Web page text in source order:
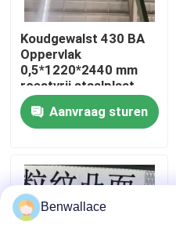
Kwaliteitscontrole
Neem contact met ons op
Nieuws
Gevallen
Vraag een offerte
Koudgewalst 430 BA
Oppervlak
0,5*1220*2440 mm
roestvrij staalplaat
met 6K
spiegeloppervlak
Aanvraag sturen
Benwallace